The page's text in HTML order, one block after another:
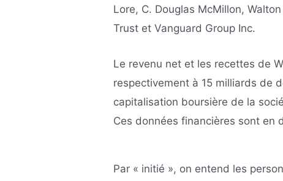
Lore, C. Douglas McMillon,
Trust et Vanguard Group Inc.
Le revenu net et les recettes de
respectivement à 15 milliards de
capitalisation boursière de la
Ces données financières sont en
Par « initié », on entend les